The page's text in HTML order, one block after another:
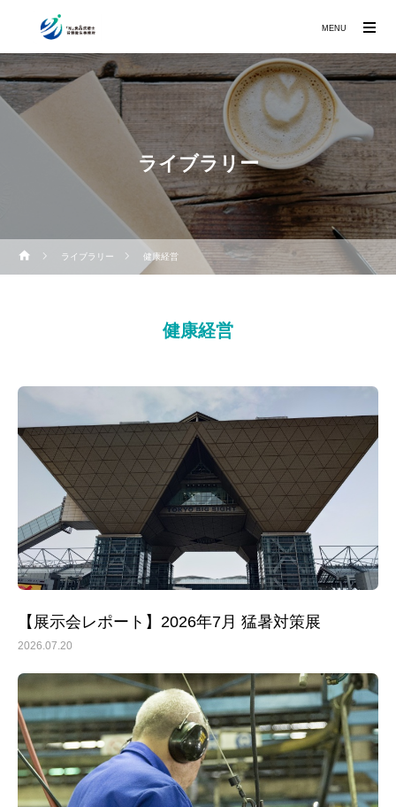
ライブラリー
ライブラリー 健康経営
健康経営
【展示会レポート】2026年7月 猛暑対策展
2026.07.20
MENU